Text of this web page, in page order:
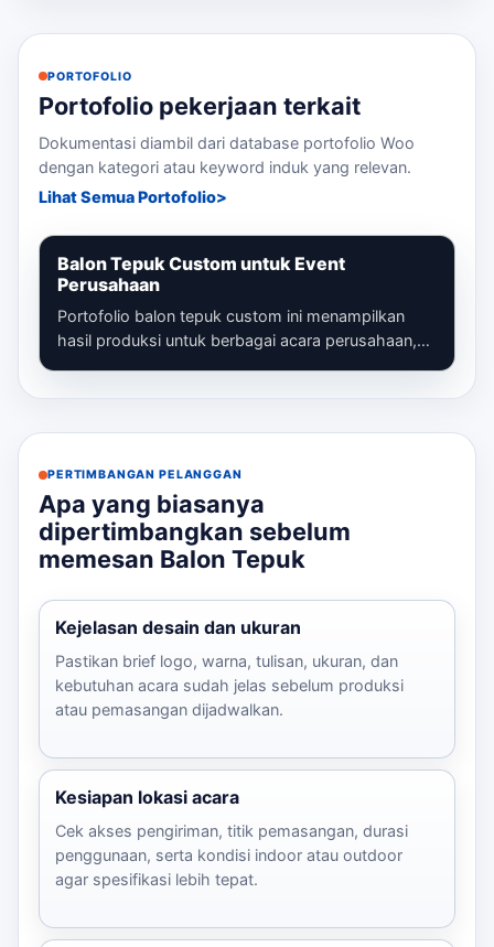
PORTOFOLIO
Portofolio pekerjaan terkait
Dokumentasi diambil dari database portofolio Woo
dengan kategori atau keyword induk yang relevan.
Lihat Semua Portofolio
Balon Tepuk Custom untuk Event
Perusahaan
Portofolio balon tepuk custom ini menampilkan
hasil produksi untuk berbagai acara perusahaan,
PERTIMBANGAN PELANGGAN
Apa yang biasanya
dipertimbangkan sebelum
memesan Balon Tepuk
Kejelasan desain dan ukuran
Pastikan brief logo, warna, tulisan, ukuran, dan
kebutuhan acara sudah jelas sebelum produksi
atau pemasangan dijadwalkan.
Kesiapan lokasi acara
Cek akses pengiriman, titik pemasangan, durasi
penggunaan, serta kondisi indoor atau outdoor
agar spesifikasi lebih tepat.